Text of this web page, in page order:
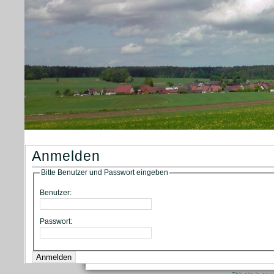
Anmelden
Bitte Benutzer und Passwort eingeben
Benutzer:
Passwort: